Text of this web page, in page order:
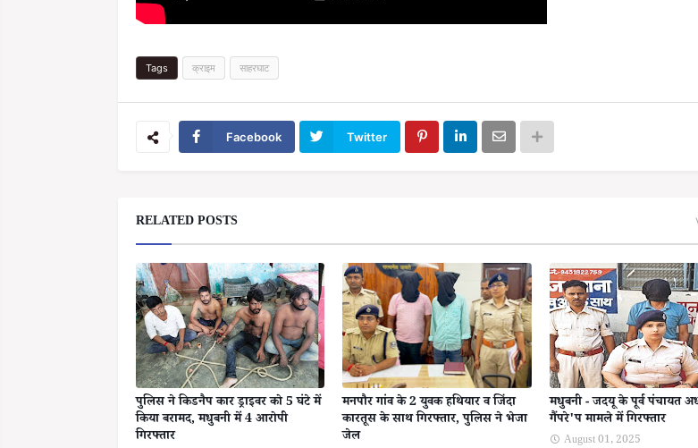
Tags क्राइम साहरघाट
Facebook Twitter
RELATED POSTS
पुलिस ने किडनैप कार ड्राइवर को 5 घंटे में
किया बरामद, मधुबनी में 4 आरोपी
गिरफ्तार
मनपौर गांव के 2 युवक हथियार व जिंदा
कारतूस के साथ गिरफ्तार, पुलिस ने भेजा
जेल
मधुबनी - जदयू के पूर्व पंचायत
गैंपरे'प मामले में गिरफ्तार
August 01, 2025